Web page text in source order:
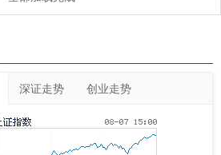
深证走势 创业走势